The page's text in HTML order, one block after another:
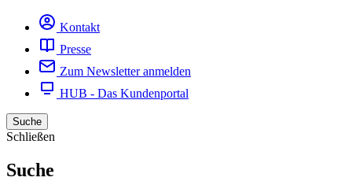
Kontakt
Presse
Zum Newsletter anmelden
HUB - Das Kundenportal
Suche
Schließen
Suche